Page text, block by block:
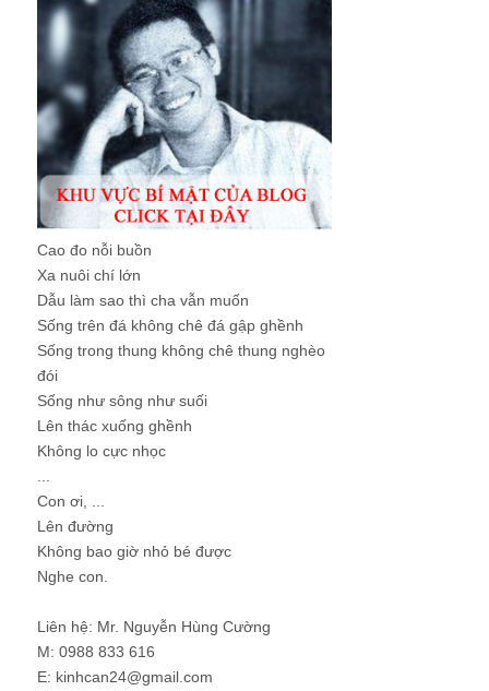
Cao đo nỗi buồn
Xa nuôi chí lớn
Dẫu làm sao thì cha vẫn muốn
Sống trên đá không chê đá gập ghềnh
Sống trong thung không chê thung nghèo
đói
Sống như sông như suối
Lên thác xuống ghềnh
Không lo cực nhọc
Con ơi, ...
Lên đường
Không bao giờ nhỏ bé được
Nghe con.
Liên hệ: Mr. Nguyễn Hùng Cường
M: 0988 833 616
E: kinhcan24@gmail.com